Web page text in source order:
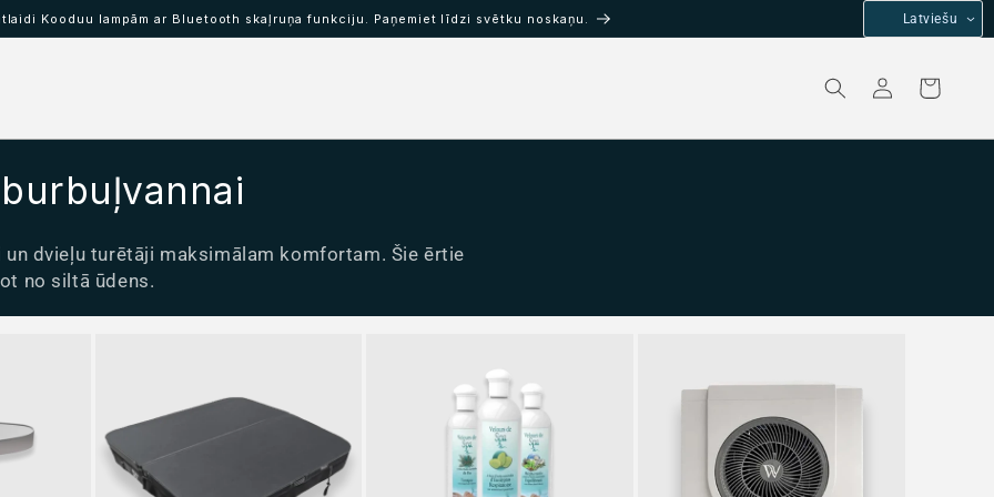
Kooduu lampām ar Bluetooth skaļruņa funkciju. Paņemiet līdzi svētku noskaņu.
PieslēgtiesGrozs
dvieļu turētāji maksimālam komfortam. Šie ērtie
no siltā ūdens.
Latviešu